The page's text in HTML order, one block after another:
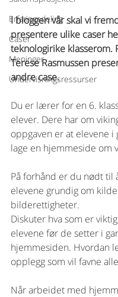
Erfaringsdeling
Caser
Meninger
Undervisningsressurser
I bloggen vår skal vi
presentere ulike caser
teknologirike klasserom.
Terese Rasmussen
andre case.
Du er lærer for en 6.
elever. Dere har om
oppgaven er at elevene i
lage en hjemmeside om
På forhånd er du nødt til
elevene grundig om
bilderettigheter.
Diskuter hva som er
elevene før de setter i
hjemmesiden. Hvordan
opplegg som vil favne
Når arbeidet med